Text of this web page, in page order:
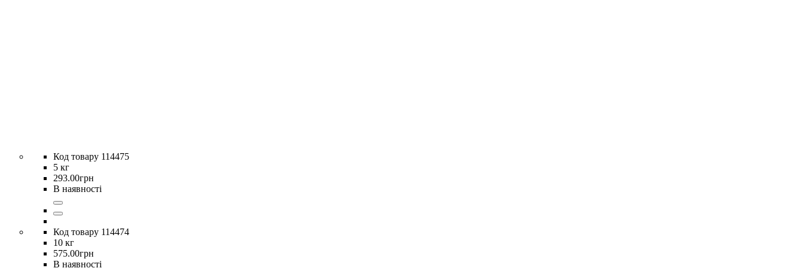
114475
5 кг
293.00грн
В наявності
114474
10 кг
575.00грн
В наявності